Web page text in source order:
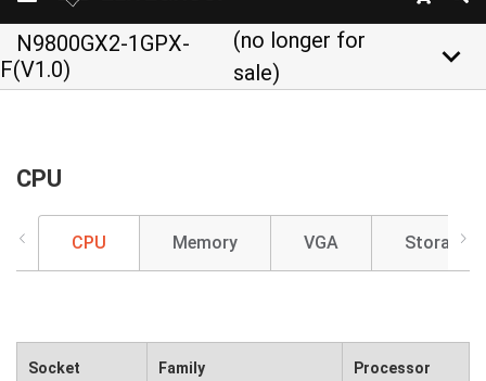
N9800GX2-1GPX-
F(V1.0)
(no longer for
sale)
keyboard_arrow_down
CPU
CPU Memory VGA Storage
Socket Family Processor